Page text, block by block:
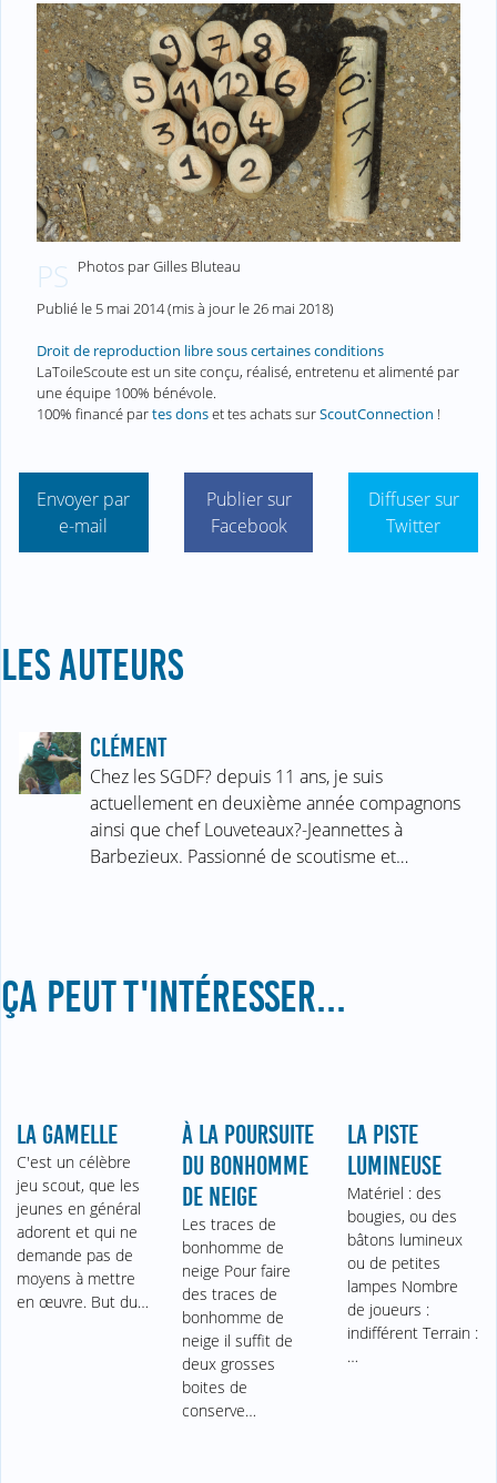
PS Photos par Gilles Bluteau
Publié le 5 mai 2014(mis à jour le26 mai 2018)
Droit de reproduction libre sous certaines conditions
LaToileScoute est un site conçu, réalisé, entretenu et alimenté par
une équipe 100% bénévole.
100% financé partes donset tes achats surScoutConnection !
Envoyer par
e-mail
Publier sur
Facebook
Diffuser sur
Twitter
LES AUTEURS
CLÉMENT
Chez les SGDF? depuis 11 ans, je suis
actuellement en deuxième année compagnons
ainsi que chef Louveteaux?-Jeannettes à
Barbezieux. Passionné de scoutisme et…
ÇA PEUT T'INTÉRESSER...
LA GAMELLE
C'est un célèbre
jeu scout, que les
jeunes en général
adorent et qui ne
demande pas de
moyens à mettre
en œuvre. But du…
À LA POURSUITE
DU BONHOMME
DE NEIGE
Les traces de
bonhomme de
neige Pour faire
des traces de
bonhomme de
neige il suffit de
deux grosses
boites de
conserve…
LA PISTE
LUMINEUSE
Matériel : des
bougies, ou des
bâtons lumineux
ou de petites
lampes Nombre
de joueurs :
indifférent Terrain :
…